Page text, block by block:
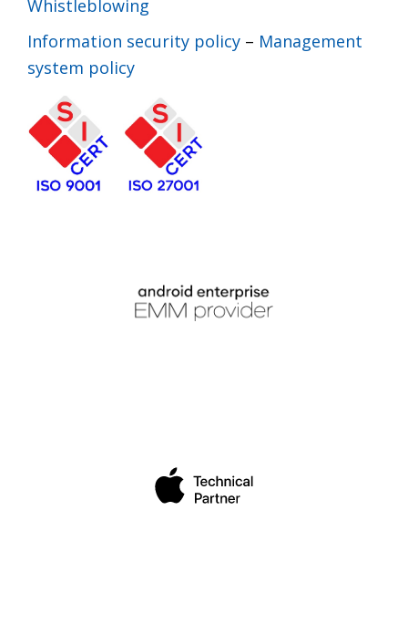
Whistleblowing
Information security policy – Management
system policy